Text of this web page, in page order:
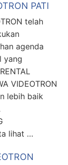
PATI
telah
agenda
yang
VIDEOTRON
lebih baik
lihat …